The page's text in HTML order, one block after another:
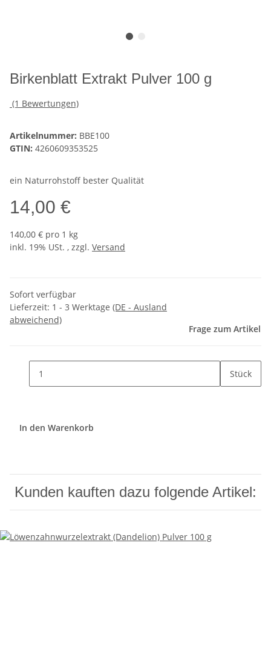
Birkenblatt Extrakt Pulver 100 g
(1 Bewertungen)
Artikelnummer: BBE100
GTIN: 4260609353525
ein Naturrohstoff bester Qualität
14,00 €
140,00 € pro 1 kg
inkl. 19% USt. , zzgl. Versand
Sofort verfügbar
Lieferzeit: 1 - 3 Werktage (DE - Ausland
abweichend)
Frage zum Artikel
Stück
In den Warenkorb
Kunden kauften dazu folgende Artikel: